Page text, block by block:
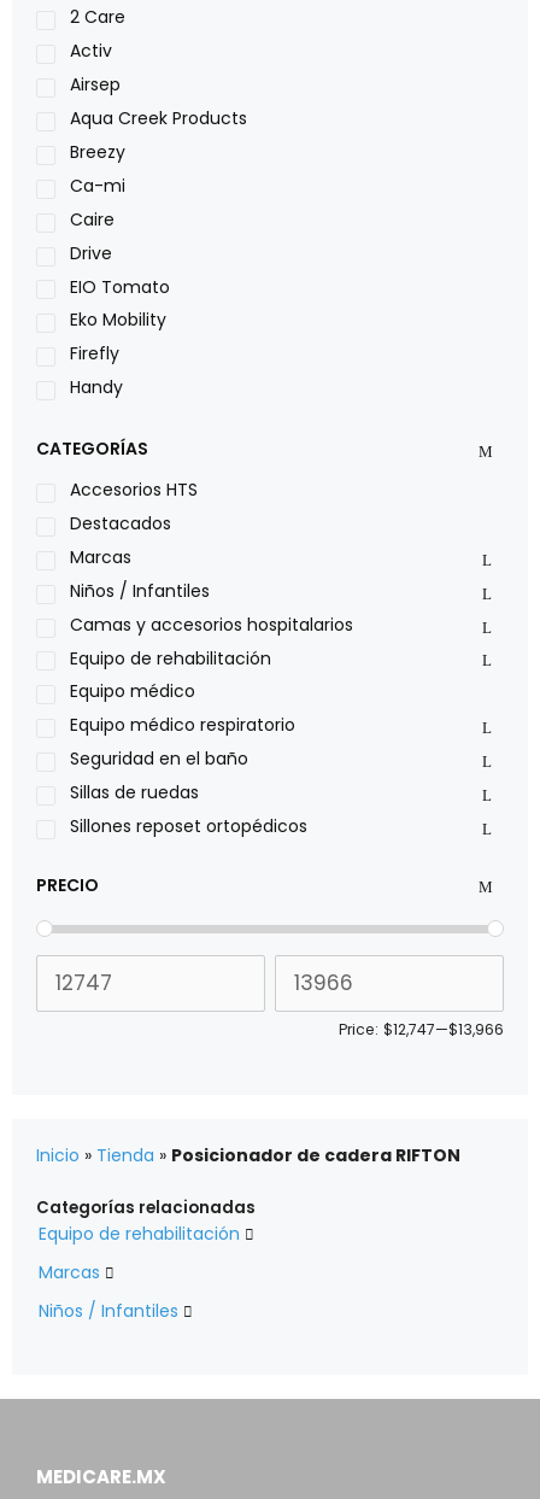
2 Care
Activ
Airsep
Aqua Creek Products
Breezy
Ca-mi
Caire
Drive
EIO Tomato
Eko Mobility
Firefly
Handy
Leggero
Lumex
Medical Store
Nidek
Oxiplus
Philips
Pride
Roho
Sillas de ruedas Everest Jennings
Stealth products
Xiehe Medical
CATEGORÍAS
Accesorios HTS
Destacados
Marcas
Niños / Infantiles
Camas y accesorios hospitalarios
Equipo de rehabilitación
Equipo médico
Equipo médico respiratorio
Seguridad en el baño
Sillas de ruedas
Sillones reposet ortopédicos
PRECIO
Price: $12,747—$13,966
Inicio » Tienda » Posicionador de cadera RIFTON
Categorías relacionadas
Equipo de rehabilitación 
Marcas 
Niños / Infantiles 
MEDICARE.MX